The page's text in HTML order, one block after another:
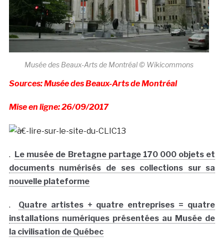
Musée des Beaux-Arts de Montréal © Wikicommons
Sources: Musée des Beaux-Arts de Montréal
Mise en ligne: 26/09/2017
.
Le musée de Bretagne partage 170 000 objets et
documents numérisés de ses collections sur sa
nouvelle plateforme
. Quatre artistes + quatre entreprises = quatre
installations numériques présentées au Musée de
la civilisation de Québec